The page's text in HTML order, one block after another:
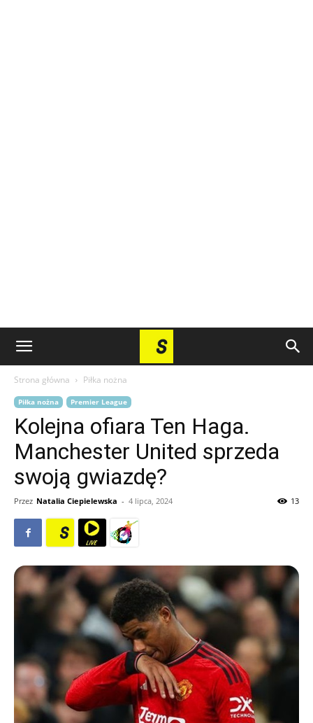
Strona główna Piłka nożna
Piłka nożna Premier League
Kolejna ofiara Ten Haga.
Manchester United sprzeda
swoją gwiazdę?
Przez Natalia Ciepielewska - 4 lipca, 2024 13